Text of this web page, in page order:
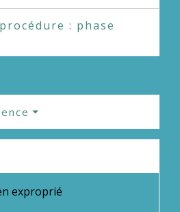
: phase
exproprié